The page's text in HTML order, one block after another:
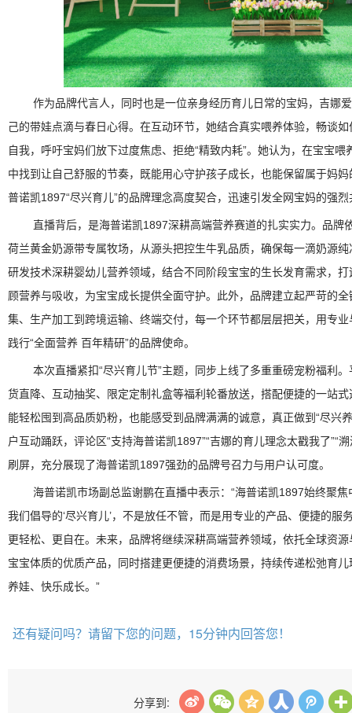
作为品牌代言人，同时也是一位亲身经历育儿日常的宝妈，吉娜
己的带娃点滴与春日心得。在互动环节，她结合真实喂养体验，畅谈
自我，呼吁宝妈们放下过度焦虑、拒绝“精致内耗”。她认为，在宝宝
中找到让自己舒服的节奏，既能用心守护孩子成长，也能保留属于妈
普诺凯1897“尽兴育儿”的品牌理念高度契合，迅速引发全网宝妈的强烈
直播背后，是海普诺凯1897深耕高端营养赛道的扎实实力。品牌
荷兰黄金奶源带专属牧场，从源头把控生牛乳品质，确保每一滴奶源
研发技术深耕婴幼儿营养领域，结合不同阶段宝宝的生长发育需求，
顾营养与吸收，为宝宝成长提供全面守护。此外，品牌建立起严苛的
集、生产加工到跨境运输、终端交付，每一个环节都层层把关，用专
践行“全面营养 百年精研”的品牌使命。
本次直播紧扣“尽兴育儿节”主题，同步上线了多重重磅宠粉福利
货直降、互动抽奖、限定定制礼盒等福利轮番放送，搭配便捷的一站
能轻松囤到高品质奶粉，也能感受到品牌满满的诚意，真正做到“尽兴
户互动踊跃，评论区“支持海普诺凯1897”“吉娜的育儿理念太戳我了”“
刷屏，充分展现了海普诺凯1897强劲的品牌号召力与用户认可度。
海普诺凯市场副总监谢鹏在直播中表示：“海普诺凯1897始终聚
我们倡导的‘尽兴育儿’，不是放任不管，而是用专业的产品、便捷的服
更轻松、更自在。未来，品牌将继续深耕高端营养领域，依托全球资
宝宝体质的优质产品，同时搭建更便捷的消费场景，持续传递松弛育
养娃、快乐成长。”
还有疑问吗？请留下您的问题，15分钟内回答您！
分享到: